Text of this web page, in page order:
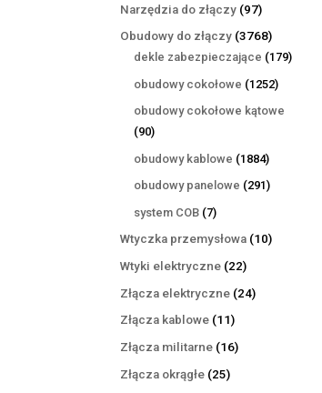
Narzędzia do złączy 9797
produktów
Obudowy do złączy 37683768
produktów
dekle zabezpieczające 179179
obudowy cokołowe 12521252
obudowy cokołowe kątowe
9090
produktów
obudowy kablowe 18841884
produkty
obudowy panelowe 291291
system COB 77
produktów
Wtyczka przemysłowa 1010
Wtyki elektryczne 2222
produkty
Złącza elektryczne 2424
Złącza kablowe 1111
produktów
Złącza militarne 1616
Złącza okrągłe 2525